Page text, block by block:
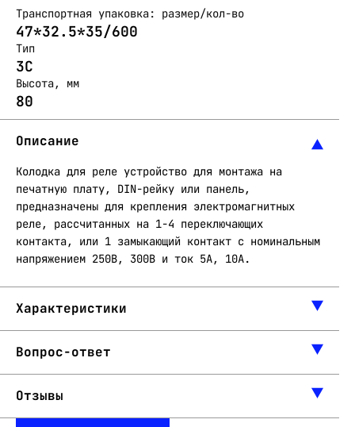
Транспортная упаковка: размер/кол-во
47*32.5*35/600
Тип
3C
Высота, мм
80
Описание
Колодка для реле устройство для монтажа на
печатную плату, DIN-рейку или панель,
предназначены для крепления электромагнитных
реле, рассчитанных на 1-4 переключающих
контакта, или 1 замыкающий контакт с номинальным
напряжением 250В, 300В и ток 5А, 10А.
Характеристики
Вопрос-ответ
Отзывы